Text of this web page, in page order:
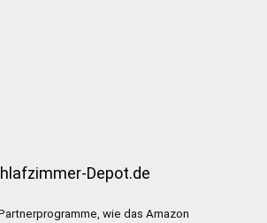
Depot.de
wie das Amazon